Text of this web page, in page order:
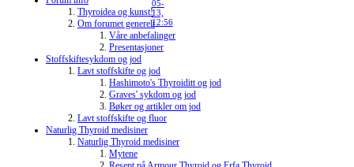
05-
13,
12:56
Thyroidea og kunst!
Om forumet generelt
Våre anbefalinger
Presentasjoner
Stoffskiftesykdom og jod
Lavt stoffskifte og jod
Hashimoto's Thyroiditt og jod
Graves' sykdom og jod
Bøker og artikler om jod
Lavt stoffskifte og fluor
Naturlig Thyroid medisiner
Naturlig Thyroid medisiner
Mytene